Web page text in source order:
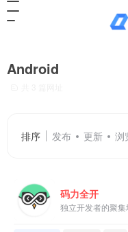
Android
排序 发布 更新 浏
码力全开
独立开发者的聚集